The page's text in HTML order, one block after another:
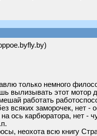
только немного
вылизывать этот мотор
работать
всяких заморочек, нет -
ось карбюратора, нет -
неохота всю книгу